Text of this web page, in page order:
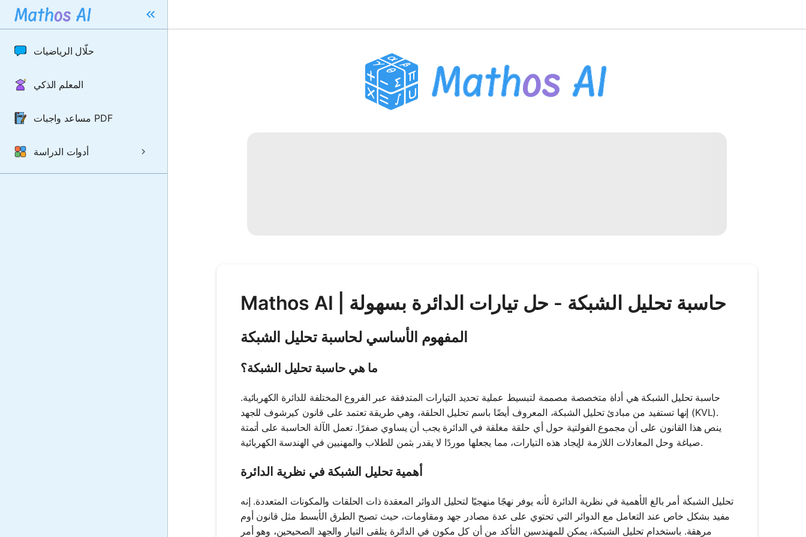
حلّال الرياضيات
المعلم الذكي
مساعد واجبات PDF
أدوات الدراسة
Mathos AI | حاسبة تحليل الشبكة - حل تيارات الدائرة بسهولة
المفهوم الأساسي لحاسبة تحليل الشبكة
ما هي حاسبة تحليل الشبكة؟
حاسبة تحليل الشبكة هي أداة متخصصة مصممة لتبسيط عملية تحديد التيارات المتدفقة عبر الفروع المختلفة للدائرة الكهربائية.
إنها تستفيد من مبادئ تحليل الشبكة، المعروف أيضًا باسم تحليل الحلقة، وهي طريقة تعتمد على قانون كيرشوف للجهد (KVL).
ينص هذا القانون على أن مجموع الفولتية حول أي حلقة مغلقة في الدائرة يجب أن يساوي صفرًا. تعمل الآلة الحاسبة على أتمتة
صياغة وحل المعادلات اللازمة لإيجاد هذه التيارات، مما يجعلها موردًا لا يقدر بثمن للطلاب والمهنيين في الهندسة الكهربائية.
أهمية تحليل الشبكة في نظرية الدائرة
تحليل الشبكة أمر بالغ الأهمية في نظرية الدائرة لأنه يوفر نهجًا منهجيًا لتحليل الدوائر المعقدة ذات الحلقات والمكونات المتعددة. إنه
مفيد بشكل خاص عند التعامل مع الدوائر التي تحتوي على عدة مصادر جهد ومقاومات، حيث تصبح الطرق الأبسط مثل قانون أوم
مرهقة. باستخدام تحليل الشبكة، يمكن للمهندسين التأكد من أن كل مكون في الدائرة يتلقى التيار والجهد الصحيحين، وهو أمر